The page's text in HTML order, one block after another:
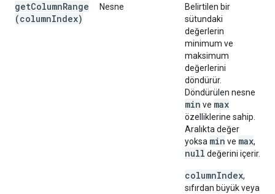
getColumnRange
(columnIndex)
Nesne
Belirtilen bir
sütundaki
değerlerin
minimum ve
maksimum
değerlerini
döndürür.
Döndürülen nesne
min ve max
özelliklerine sahip.
Aralıkta değer
yoksa min ve max,
null değerini içerir.
columnIndex,
sıfırdan büyük veya